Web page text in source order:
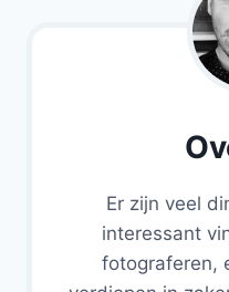
Er zijn veel
interessant
fotograferen,